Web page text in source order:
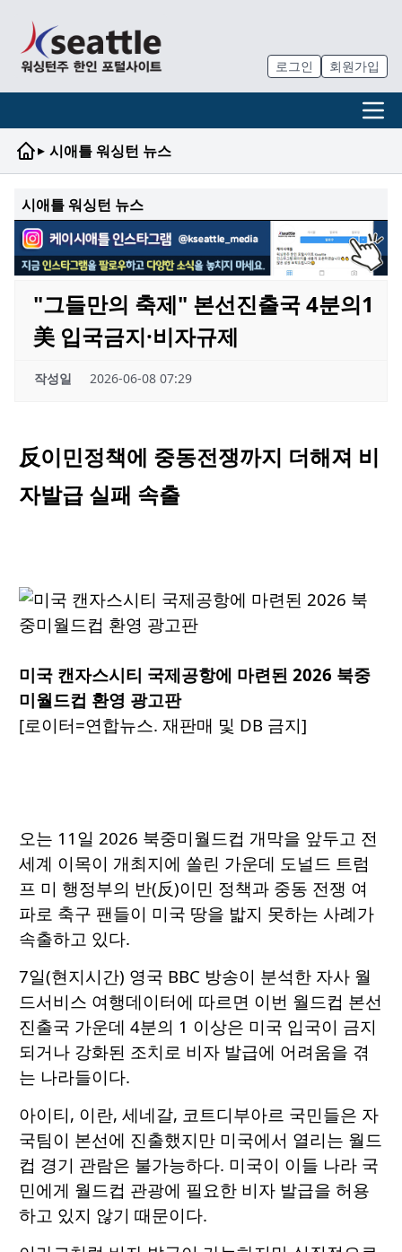
로그인 회원가입
▸ 시애틀 워싱턴 뉴스
시애틀 워싱턴 뉴스
"그들만의 축제" 본선진출국 4분의1
美 입국금지·비자규제
작성일 2026-06-08 07:29
反이민정책에 중동전쟁까지 더해져 비
자발급 실패 속출
미국 캔자스시티 국제공항에 마련된 2026 북중
미월드컵 환영 광고판
[로이터=연합뉴스. 재판매 및 DB 금지]
오는 11일 2026 북중미월드컵 개막을 앞두고 전
세계 이목이 개최지에 쏠린 가운데 도널드 트럼
프 미 행정부의 반(反)이민 정책과 중동 전쟁 여
파로 축구 팬들이 미국 땅을 밟지 못하는 사례가
속출하고 있다.
7일(현지시간) 영국 BBC 방송이 분석한 자사 월
드서비스 여행데이터에 따르면 이번 월드컵 본선
진출국 가운데 4분의 1 이상은 미국 입국이 금지
되거나 강화된 조치로 비자 발급에 어려움을 겪
는 나라들이다.
아이티, 이란, 세네갈, 코트디부아르 국민들은 자
국팀이 본선에 진출했지만 미국에서 열리는 월드
컵 경기 관람은 불가능하다. 미국이 이들 나라 국
민에게 월드컵 관광에 필요한 비자 발급을 허용
하고 있지 않기 때문이다.